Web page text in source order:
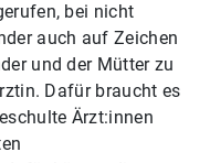
bei nicht
auch auf Zeichen
und der Mütter zu
Dafür braucht es
Ärzt:innen